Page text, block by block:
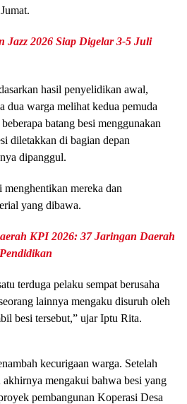
Jazz 2026 Siap Digelar 3-5 Juli
hasil penyelidikan awal,
dua warga melihat kedua pemuda
batang besi menggunakan
diletakkan di bagian depan
dipanggul.
menghentikan mereka dan
yang dibawa.
KPI 2026: 37 Jaringan Daerah
terduga pelaku sempat berusaha
lainnya mengaku disuruh oleh
besi tersebut,” ujar Iptu Rita.
kecurigaan warga. Setelah
mengakui bahwa besi yang
pembangunan Koperasi Desa